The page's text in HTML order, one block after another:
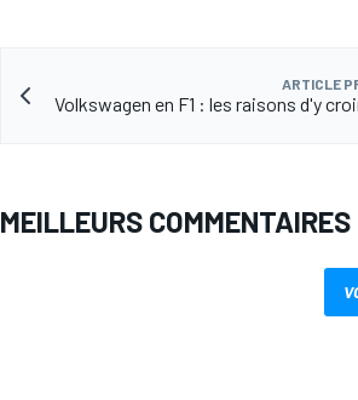
ARTICLE
Volkswagen en F1 : les raisons d'y
MEILLEURS COMMENTAIRES